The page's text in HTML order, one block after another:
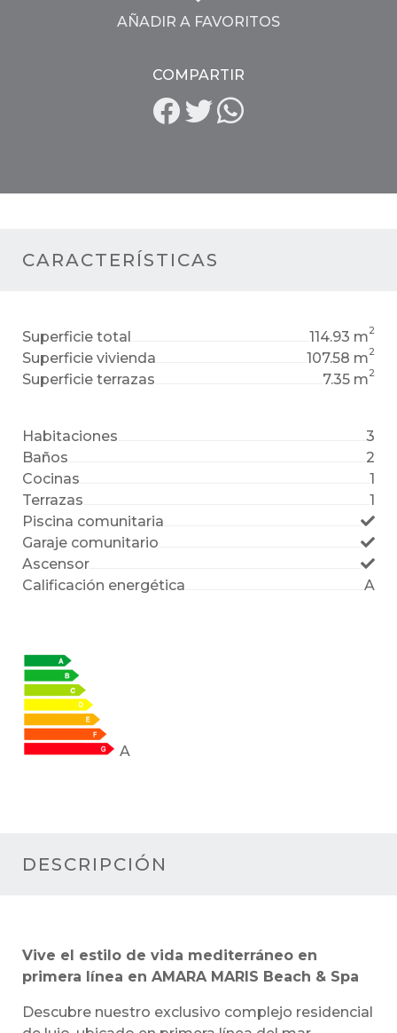
CARACTERÍSTICAS
Superficie total 114.93 m2
Superficie vivienda 107.58 m2
Superficie terrazas 7.35 m2
Habitaciones
3
Baños
2
Cocinas
1
Terrazas
1
Piscina comunitaria
Garaje comunitario
Ascensor
Calificación energética
A
A
DESCRIPCIÓN
Vive el estilo de vida mediterráneo en
primera línea en AMARA MARIS Beach & Spa
Descubre nuestro exclusivo complejo residencial
AÑADIR A FAVORITOS
COMPARTIR